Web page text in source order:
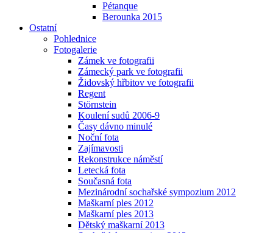
Pétanque
Berounka 2015
Ostatní
Pohlednice
Fotogalerie
Zámek ve fotografii
Zámecký park ve fotografii
Židovský hřbitov ve fotografii
Regent
Störnstein
Koulení sudů 2006-9
Časy dávno minulé
Noční fota
Zajímavosti
Rekonstrukce náměstí
Letecká fota
Současná fota
Mezinárodní sochařské sympozium 2012
Maškarní ples 2012
Maškarní ples 2013
Dětský maškarní 2013